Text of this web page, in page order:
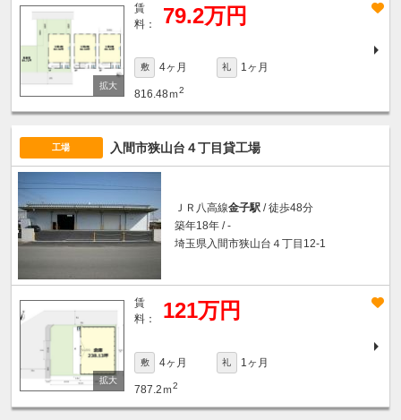
賃
料：
79.2万円
敷 4ヶ月 礼 1ヶ月
816.48ｍ2
工場 入間市狭山台４丁目貸工場
ＪＲ八高線金子駅 / 徒歩48分
築年18年 / -
埼玉県入間市狭山台４丁目12-1
賃
料：
121万円
敷 4ヶ月 礼 1ヶ月
787.2ｍ2